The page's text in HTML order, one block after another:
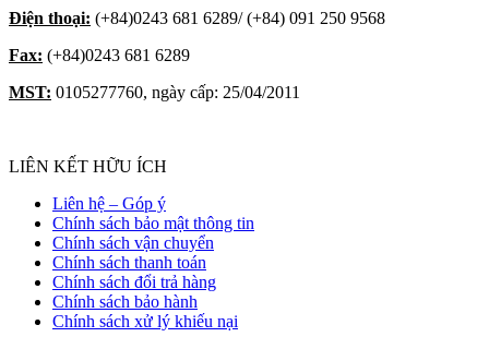
Điện thoại: (+84)0243 681 6289/ (+84) 091 250 9568
Fax: (+84)0243 681 6289
MST: 0105277760, ngày cấp: 25/04/2011
LIÊN KẾT HỮU ÍCH
Liên hệ – Góp ý
Chính sách bảo mật thông tin
Chính sách vận chuyển
Chính sách thanh toán
Chính sách đổi trả hàng
Chính sách bảo hành
Chính sách xử lý khiếu nại